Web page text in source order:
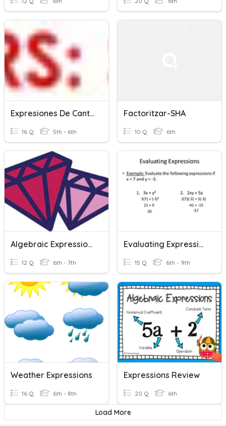
Expresiones De Cantidad
16 Q 5th - 6th
Factoritzar-SHA
10 Q 6th
Algebraic Expressions
12 Q 6th - 7th
Evaluating Expressions
15 Q 6th - 9th
Weather Expressions
16 Q 6th - 8th
Expressions Review
20 Q 6th
Load More